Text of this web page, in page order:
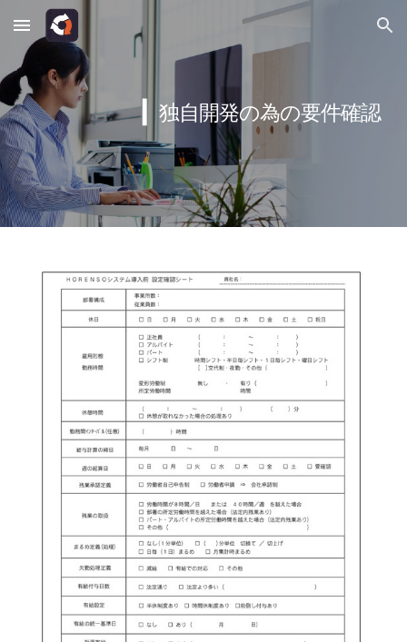
Skip to main content Skip to navigation
独自開発の為の要件確認